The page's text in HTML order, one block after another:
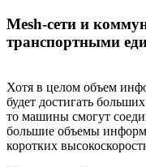
Mesh-сети и
транспортными
Хотя в целом объем
будет достигать
то машины смогут
большие объемы
коротких